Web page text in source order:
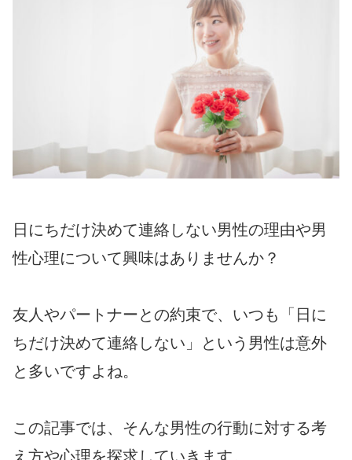
日にちだけ決めて連絡しない男性の理由や男
性心理について興味はありませんか？
友人やパートナーとの約束で、いつも「日に
ちだけ決めて連絡しない」という男性は意外
と多いですよね。
この記事では、そんな男性の行動に対する考
え方や心理を探求していきます。